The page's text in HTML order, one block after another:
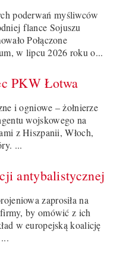
poderwań myśliwców
flance Sojuszu
Połączone
w lipcu 2026 roku o...
PKW Łotwa
i ogniowe – żołnierze
wojskowego na
z Hiszpanii, Włoch,
...
antybalistycznej
zaprosiła na
by omówić z ich
w europejską koalicję